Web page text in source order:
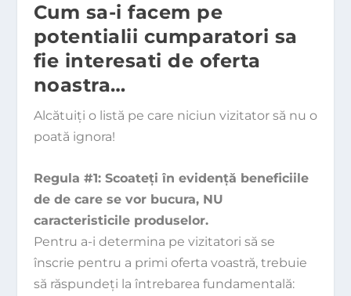
Cum sa-i facem pe
potentialii cumparatori sa
fie interesati de oferta
noastra…
Alcătuiţi o listă pe care niciun vizitator să nu o
poată ignora!
Regula #1: Scoateţi în evidenţă beneficiile
de de care se vor bucura, NU
caracteristicile produselor.
Pentru a-i determina pe vizitatori să se
înscrie pentru a primi oferta voastră, trebuie
să răspundeţi la întrebarea fundamentală: